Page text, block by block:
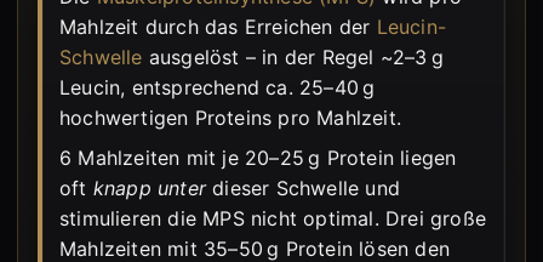
Mahlzeit durch das Erreichen der Leucin-
Schwelle ausgelöst – in der Regel ~2–3 g
Leucin, entsprechend ca. 25–40 g
hochwertigen Proteins pro Mahlzeit.
6 Mahlzeiten mit je 20–25 g Protein liegen
oft knapp unterdieser Schwelle und
stimulieren die MPS nicht optimal. Drei große
Mahlzeiten mit 35–50 g Protein lösen den